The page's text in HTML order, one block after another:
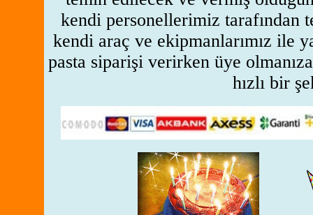
kendi personellerimiz tarafından
kendi araç ve ekipmanlarımız ile
pasta siparişi verirken üye
hızlı bir